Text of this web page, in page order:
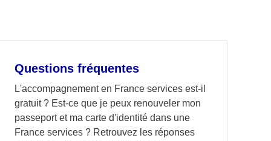
Questions fréquentes
L'accompagnement en France services est-il
gratuit ? Est-ce que je peux renouveler mon
passeport et ma carte d'identité dans une
France services ? Retrouvez les réponses